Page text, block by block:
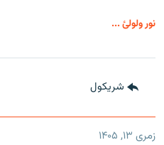
نور ولولئ ...
شريکول
زمری ۱۳, ۱۴۰۵